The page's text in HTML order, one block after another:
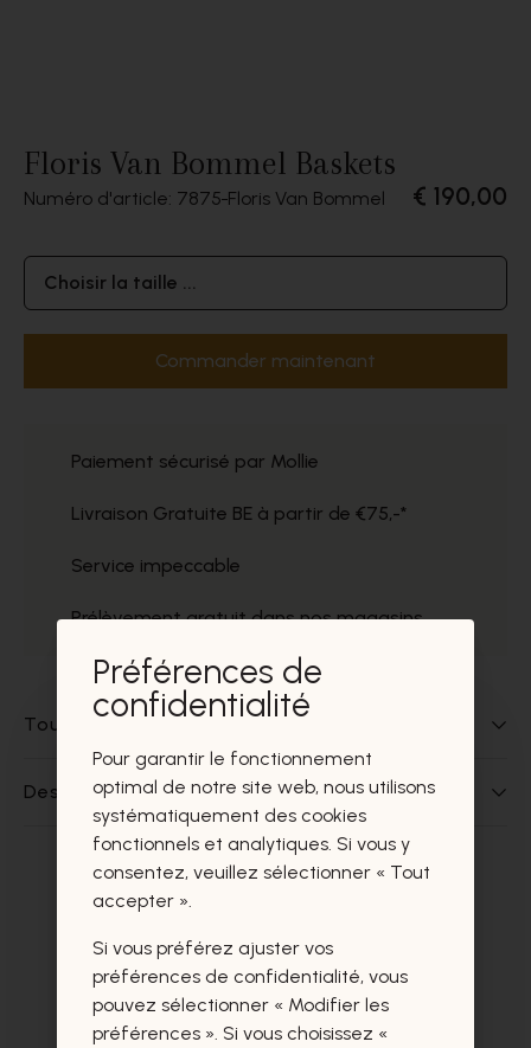
Floris Van Bommel Baskets
Numéro d'article: 7875 Floris Van Bommel € 190,00
Choisir la taille ...
Commander maintenant
Paiement sécurisé par Mollie
Livraison Gratuite BE à partir de €75,-*
Service impeccable
Prélèvement gratuit dans nos magasins
Tout sur ce produit
Des questions sur ce produit?
Ces produits vous intéresseront
certainement aussi.
Préférences de
confidentialité
Pour garantir le fonctionnement
optimal de notre site web, nous utilisons
systématiquement des cookies
fonctionnels et analytiques. Si vous y
consentez, veuillez sélectionner « Tout
accepter ».
Si vous préférez ajuster vos
préférences de confidentialité, vous
pouvez sélectionner « Modifier les
préférences ». Si vous choisissez «